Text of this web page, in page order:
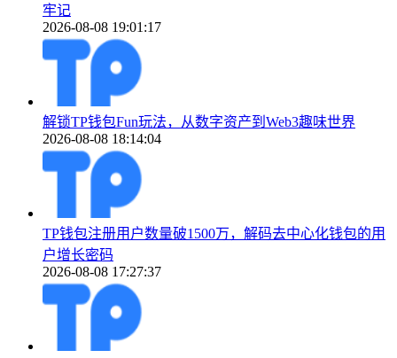
牢记
2026-08-08 19:01:17
解锁TP钱包Fun玩法，从数字资产到Web3趣味世界
2026-08-08 18:14:04
TP钱包注册用户数量破1500万，解码去中心化钱包的用
户增长密码
2026-08-08 17:27:37